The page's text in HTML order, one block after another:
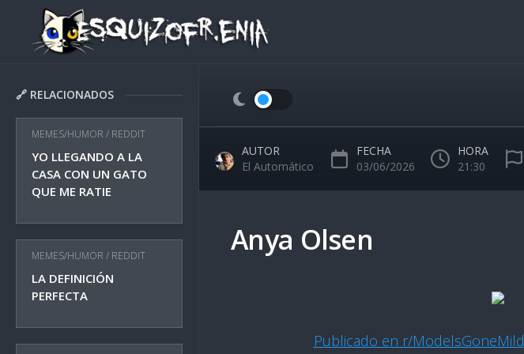
content
🔗 RELACIONADOS
MEMES/HUMOR / REDDIT
YO LLEGANDO A LA
CASA CON UN GATO
QUE ME RATIE
MEMES/HUMOR / REDDIT
LA DEFINICIÓN
PERFECTA
AUTOR
El Automático
FECHA
03/06/2026
HORA
21:30
Anya Olsen
Publicado en r/ModelsGoneMild